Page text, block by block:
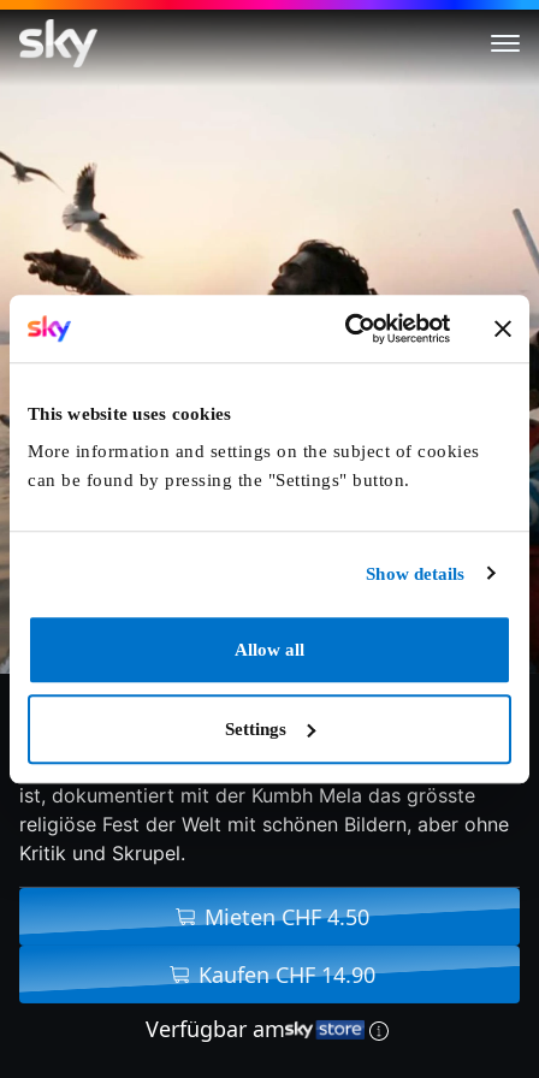
This website uses cookies
More information and settings on the subject of cookies
can be found by pressing the "Settings" button.
Show details
Allow all
Settings
An Den Ufern Der Heiligen
4.8/10 2013 115 min Doku
Pan Nalin, der seit Samsara auch in Europa bekannt
ist, dokumentiert mit der Kumbh Mela das grösste
religiöse Fest der Welt mit schönen Bildern, aber ohne
Kritik und Skrupel.
Mieten CHF 4.50
Kaufen CHF 14.90
Verfügbar am